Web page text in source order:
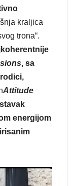
kraljica
trona“.
, sa
Attitude
energijom